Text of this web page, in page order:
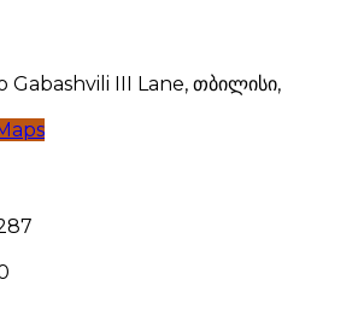
Gabashvili III Lane, თბილისი,